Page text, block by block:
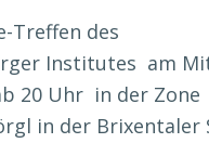
Treffen des
Institutes am
20 Uhr in der Zone
in der Brixentaler